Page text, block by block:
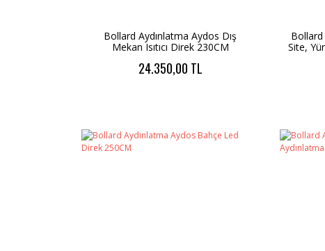
Bollard Aydınlatma Aydos Dış
Mekan Isıtıcı Direk 230CM
24.350,00 TL
Bollard
Site,